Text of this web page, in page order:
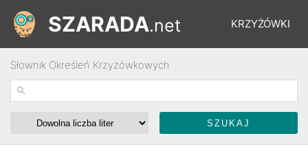
KRZYŻÓWKI
ŁAMIGŁÓWKI
SZARADA.net
Słownik Określeń Krzyżówkowych